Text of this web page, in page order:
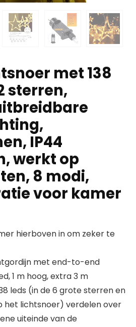
met 138
sterren,
IP44
werkt op
8 modi,
voor kamer
hierboven in om zeker te
met end-to-end
1 m hoog, extra 3 m
leds (in de 6 grote sterren en
het lichtsnoer) verdelen over
uiteinde van de